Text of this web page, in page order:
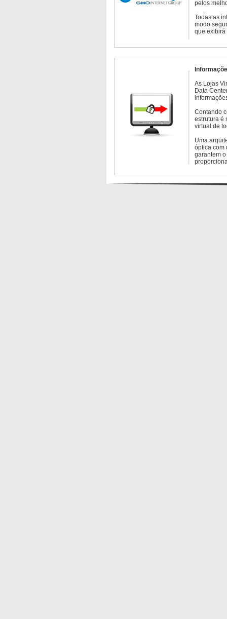
pelos
Todas as
modo
que exibirá
As Lojas
Data
Contando
estrutura é
virtual de
Uma
óptica com
garantem